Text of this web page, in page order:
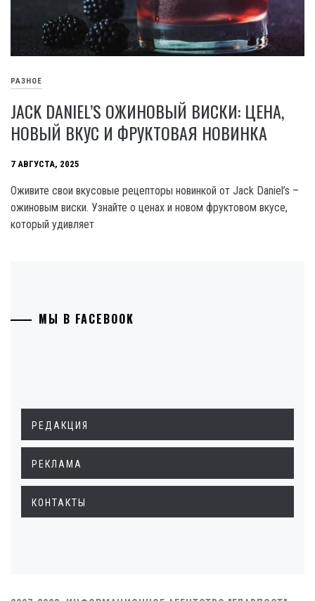
РАЗНОЕ
JACK DANIEL’S ОЖИНОВЫЙ ВИСКИ: ЦЕНА,
НОВЫЙ ВКУС И ФРУКТОВАЯ НОВИНКА
7 АВГУСТА, 2025
Оживите свои вкусовые рецепторы новинкой от Jack Daniel’s –
ожиновым виски. Узнайте о ценах и новом фруктовом вкусе,
который удивляет
МЫ В FACEBOOK
РЕДАКЦИЯ
РЕКЛАМА
КОНТАКТЫ